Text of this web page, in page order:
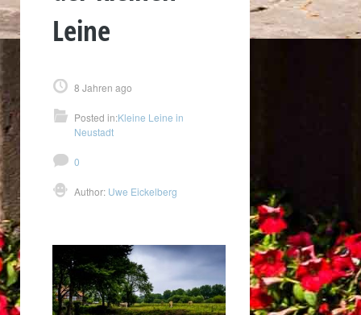
Leine
8 Jahren ago
Posted in:Kleine Leine in
Neustadt
0
Author: Uwe Eickelberg